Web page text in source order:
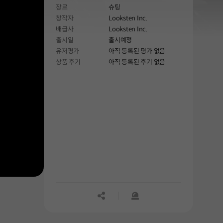
용암, 얼음산, 우주를 여행하며 몬스터를
물리치고 평화를 되찾아주세요. 스릴
넘치는 도전과 영웅적인 업적을
기대하세요. 지금 플레이하세요!
장르
슈팅
창작자
Looksten Inc.
배급사
Looksten Inc.
출시일
출시예정
유저평가
아직 등록된 평가 없음
상품 후기
아직 등록된 후기 없음
공유하기신고하기